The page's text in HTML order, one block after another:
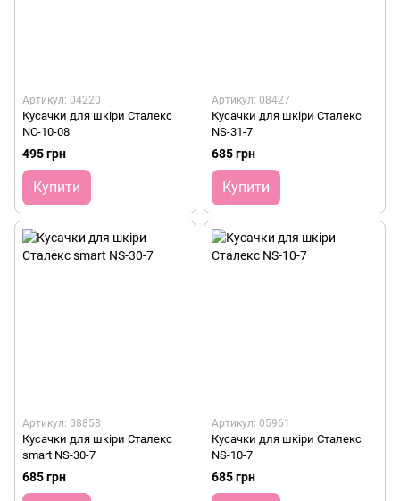
Артикул: 04220
Кусачки для шкіри Сталекс
NC-10-08
495 грн
Купити
Артикул: 08427
Кусачки для шкіри Сталекс
NS-31-7
685 грн
Купити
Артикул: 08858
Кусачки для шкіри Сталекс
smart NS-30-7
685 грн
Артикул: 05961
Кусачки для шкіри Сталекс
NS-10-7
685 грн